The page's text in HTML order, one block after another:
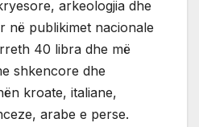
arkeologjia dhe
në publikimet nacionale
40 libra dhe më
shkencore dhe
kroate, italiane,
arabe e perse.